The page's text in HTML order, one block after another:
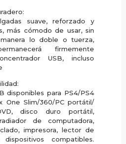
suave, reforzado y
más cómodo de usar, sin
lo doble o tuerza,
firmemente
USB, incluso
disponibles para PS4/PS4
One Slim/360/PC portátil/
disco duro portátil,
de computadora,
impresora, lector de
compatibles.